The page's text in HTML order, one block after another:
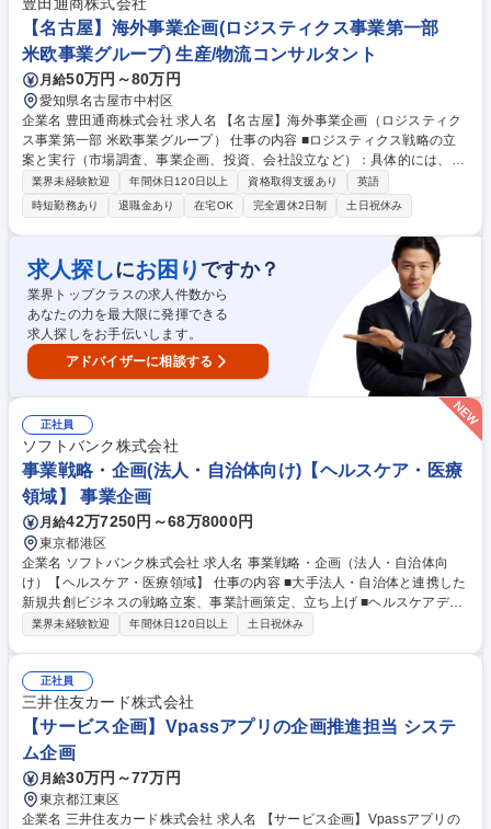
でを一気通貫で担当
【名古屋】海外事業企画(ロジスティクス事業第一部
米欧事業グループ) 生産/物流コンサルタント
月給50万円～80万円
愛知県名古屋市中村区
企業名 豊田通商株式会社 求人名 【名古屋】海外事業企画（ロジスティク
ス事業第一部 米欧事業グループ） 仕事の内容 ■ロジスティクス戦略の立
案と実行（市場調査、事業企画、投資、会社設立など）：具体的には、開
発国における市場調査・フィージビリティスタディ、デジタル化・グリー
ン化を軸とした新機能開発企画 ■米州欧州地域におけるロジスティクスに
纏わる各種サービスの提案営業 ■市場/顧客/技術などの実地調査および事
業企画 ■海外事業会社の経営・営業支援、管理 （事業戦略の策定、営業及
び財務経理、法務・人事などの経営基盤強化などの支援） ■事業規模：国
内外50事業会社、200拠点、12000人の仲間がおり、この中で主に海外の
事業体の本社担当として数社ご担当いただきます 募集職種 【名古屋】海
外事業企画（ロジスティクス事業第一部 米欧事業グループ）
業界未経験歓迎 年間休日120日以上 資格取得支援あり
英語
時短勤務あり
退職金あり 在宅OK 完全週休2日制 土日祝休み
求人探しにお困り ですか？
業界トップクラスの求人件数から
あなたの力を最大限に発揮できる
求人探しをお手伝いします。
アドバイザーに相談する
正社員
ソフトバンク株式会社
事業戦略・企画(法人・自治体向け)【ヘルスケア・医療
領域】 事業企画
月給42万7250円～68万8000円
東京都港区
企業名 ソフトバンク株式会社 求人名 事業戦略・企画（法人・自治体向
け）【ヘルスケア・医療領域】 仕事の内容 ■大手法人・自治体と連携した
新規共創ビジネスの戦略立案、事業計画策定、立ち上げ ■ヘルスケアデー
タ利活用に関する新規事業の戦略立案、事業計画策定、立ち上げ ■営業部
ど） ■ビジネスモデル／サービスモデルの詳細設計 ■事業オペレーション
設計（事業運営体制、営業・マーケティング戦略立案） 募集職種 事業戦
略・企画（法人・自治体向け）【ヘルスケア・医療領域】
業界未経験歓迎 年間休日120日以上 土日祝休み
正社員
三井住友カード株式会社
【サービス企画】Vpassアプリの企画推進担当 システ
ム企画
月給30万円～77万円
東京都江東区
企業名 三井住友カード株式会社 求人名 【サービス企画】Vpassアプリの